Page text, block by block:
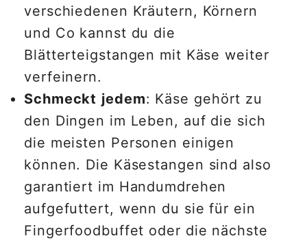
verschiedenen Kräutern, Körnern
und Co kannst du die
Blätterteigstangen mit Käse weiter
verfeinern.
Schmeckt jedem: Käse gehört zu
den Dingen im Leben, auf die sich
die meisten Personen einigen
können. Die Käsestangen sind also
garantiert im Handumdrehen
aufgefuttert, wenn du sie für ein
Fingerfoodbuffet oder die nächste